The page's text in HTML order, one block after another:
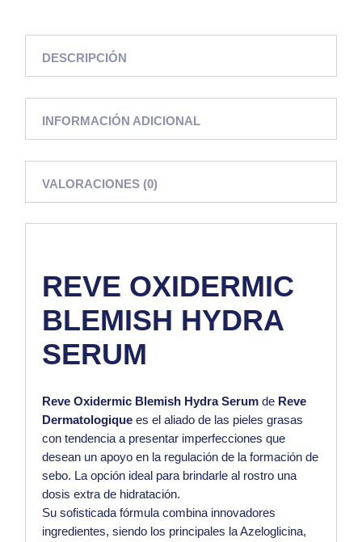
DESCRIPCIÓN
INFORMACIÓN ADICIONAL
VALORACIONES (0)
REVE OXIDERMIC
BLEMISH HYDRA
SERUM
Reve Oxidermic Blemish Hydra Serum de Reve
Dermatologique es el aliado de las pieles grasas
con tendencia a presentar imperfecciones que
desean un apoyo en la regulación de la formación de
sebo. La opción ideal para brindarle al rostro una
dosis extra de hidratación.
Su sofisticada fórmula combina innovadores
ingredientes, siendo los principales la Azeloglicina,